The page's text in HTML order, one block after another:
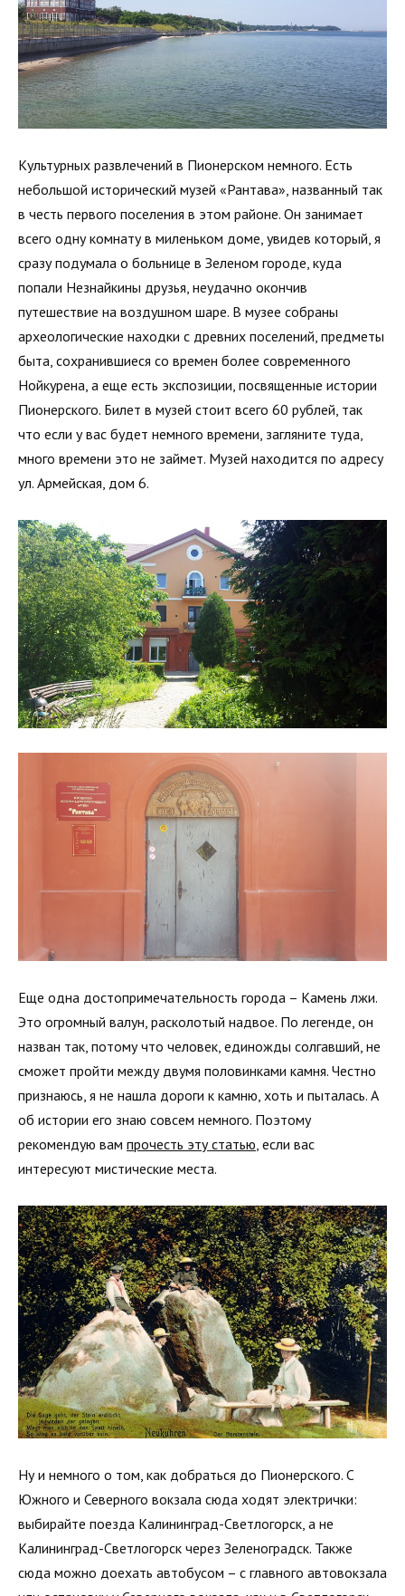
Культурных развлечений в Пионерском немного. Есть
небольшой исторический музей «Рантава», названный так
в честь первого поселения в этом районе. Он занимает
всего одну комнату в миленьком доме, увидев который, я
сразу подумала о больнице в Зеленом городе, куда
попали Незнайкины друзья, неудачно окончив
путешествие на воздушном шаре. В музее собраны
археологические находки с древних поселений, предметы
быта, сохранившиеся со времен более современного
Нойкурена, а еще есть экспозиции, посвященные истории
Пионерского. Билет в музей стоит всего 60 рублей, так
что если у вас будет немного времени, загляните туда,
много времени это не займет. Музей находится по адресу
ул. Армейская, дом 6.
Еще одна достопримечательность города – Камень лжи.
Это огромный валун, расколотый надвое. По легенде, он
назван так, потому что человек, единожды солгавший, не
сможет пройти между двумя половинками камня. Честно
признаюсь, я не нашла дороги к камню, хоть и пыталась. А
об истории его знаю совсем немного. Поэтому
рекомендую вам прочесть эту статью , если вас
интересуют мистические места.
Ну и немного о том, как добраться до Пионерского. С
Южного и Северного вокзала сюда ходят электрички:
выбирайте поезда Калининград-Светлогорск, а не
Калининград-Светлогорск через Зеленоградск. Также
сюда можно доехать автобусом – с главного автовокзала